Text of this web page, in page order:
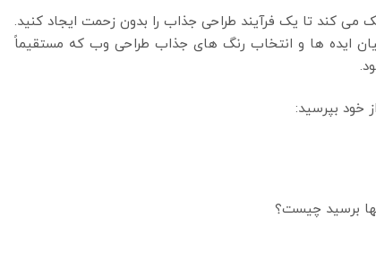
کند تا یک فرآیند طراحی جذاب را بدون زحمت ایجاد کنید.
ایده ها و انتخاب رنگ های جذاب طراحی وب که مستقیماً
خود بپرسید:
برسید چیست؟